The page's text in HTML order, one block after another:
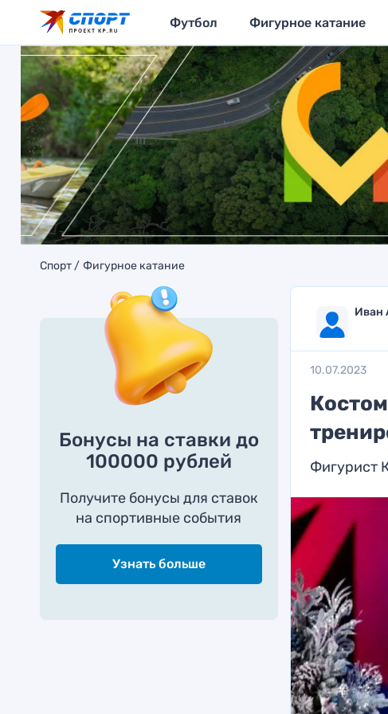
Футбол Фигурное катание
Спорт Фигурное катание
Бонусы на ставки до
100000 рублей
Получите бонусы для ставок
на спортивные события
Узнать больше
Иван
10.07.2023
Фигурист